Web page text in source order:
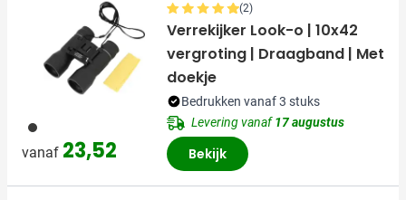
001
vanaf 23,52
(2)
Verrekijker Look-o | 10x42
vergroting | Draagband | Met
doekje
Bedrukken vanaf 3 stuks
Levering vanaf17 augustus
Bekijk